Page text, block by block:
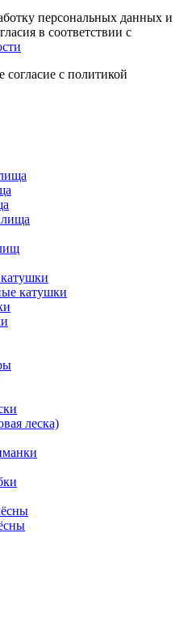
персональных данных и
в соответствии с
согласие с политикой
катушки
леска)